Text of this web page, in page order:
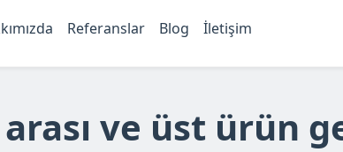
Referanslar Blog İletişim
ve üst ürün